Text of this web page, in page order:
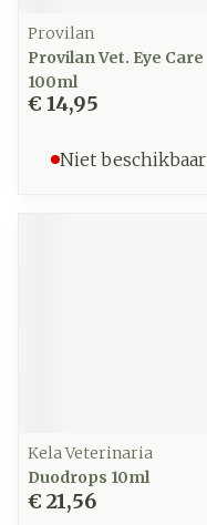
Provilan
Provilan Vet. Eye Care
100ml
€ 14,95
Niet beschikbaar
Kela Veterinaria
Duodrops 10ml
€ 21,56